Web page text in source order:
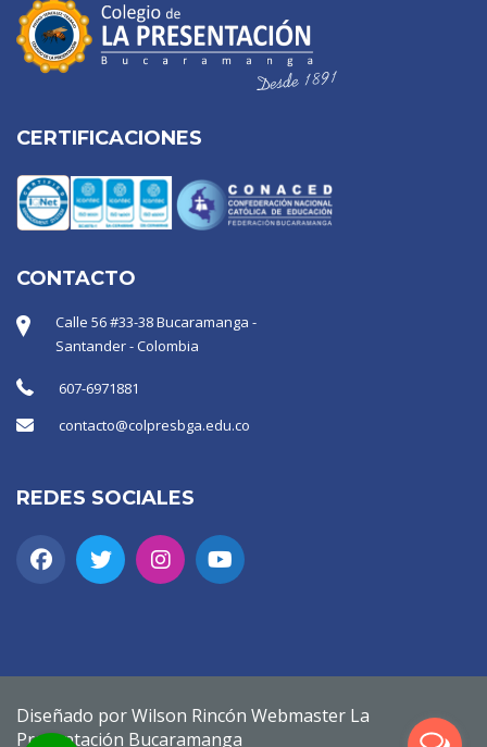
CERTIFICACIONES
CONTACTO
Calle 56 #33-38 Bucaramanga -
Santander - Colombia
607-6971881
contacto@colpresbga.edu.co
REDES SOCIALES
Diseñado por Wilson Rincón Webmaster La
Presentación Bucaramanga